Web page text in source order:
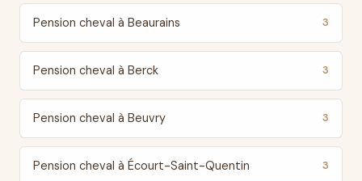
Pension cheval à Beaurains 3
Pension cheval à Berck 3
Pension cheval à Beuvry 3
Pension cheval à Écourt-Saint-Quentin 3